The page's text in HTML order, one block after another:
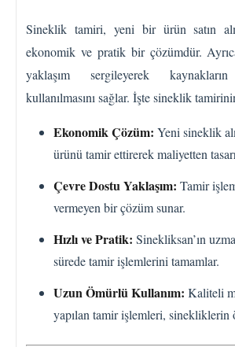
Sineklik tamiri, yeni bir ürün satın
ekonomik ve pratik bir çözümdür.
yaklaşım sergileyerek
kullanılmasını sağlar. İşte sineklik
Ekonomik Çözüm: Yeni sineklik
ürünü tamir ettirerek maliyetten
Çevre Dostu Yaklaşım: Tamir
vermeyen bir çözüm sunar.
Hızlı ve Pratik: Sinekliksan’ın
sürede tamir işlemlerini tamamlar.
Uzun Ömürlü Kullanım: Kaliteli
yapılan tamir işlemleri, sinekliklerin